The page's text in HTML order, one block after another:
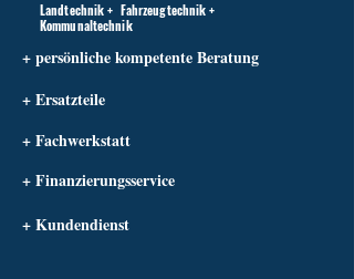
Landtechnik + Fahrzeugtechnik +
Kommunaltechnik
+ persönliche kompetente Beratung
+ Ersatzteile
+ Fachwerkstatt
+ Finanzierungsservice
+ Kundendienst